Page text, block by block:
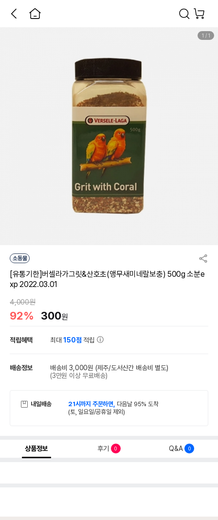
1 / 1
소동물
[유통기한]버셀라가그릿&산호초(앵무새미네랄보충) 500g 소분e
xp 2022.03.01
4,000원
92% 300원
적립혜택 최대150점 적립
배송정보 배송비 3,000원 (제주/도서산간 배송비 별도)
(3만원 이상 무료배송)
내일배송 21시까지 주문하면, 다음날 95% 도착
(토, 일요일/공휴일 제외)
상품정보 후기 0 Q&A 0